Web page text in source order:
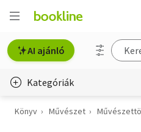
AI ajánló
Kategóriák
Életmód, egészség
Könyv Művészet